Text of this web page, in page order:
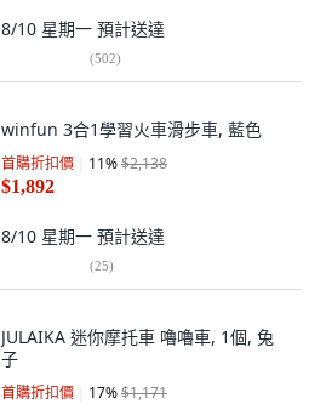
8/10 星期一 預計送達
(502)
winfun 3合1學習火車滑步車, 藍色
首購折扣價 11%$2,138
$1,892
8/10 星期一 預計送達
(25)
JULAIKA 迷你摩托車 嚕嚕車, 1個, 兔
子
首購折扣價 17%$1,171